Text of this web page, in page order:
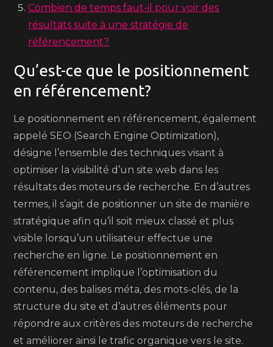
Combien de temps faut-il pour voir des
résultats suite à une stratégie de
référencement?
Qu’est-ce que le positionnement
en référencement?
Le positionnement en référencement, également
appelé SEO (Search Engine Optimization),
désigne l’ensemble des techniques visant à
optimiser la visibilité d’un site web dans les
résultats des moteurs de recherche. En d’autres
termes, il s’agit de positionner un site de manière
stratégique afin qu’il soit mieux classé et plus
visible lorsqu’un utilisateur effectue une
recherche en ligne. Le positionnement en
référencement implique l’optimisation du
contenu, des balises méta, des mots-clés, de la
structure du site et d’autres éléments pour
répondre aux critères des moteurs de recherche
et améliorer ainsi le trafic organique vers le site.